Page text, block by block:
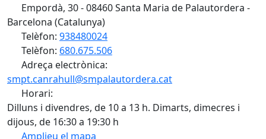
Empordà, 30 - 08460 Santa Maria de Palautordera -
Barcelona (Catalunya)
Telèfon: 938480024
Telèfon: 680.675.506
Adreça electrònica:
smpt.canrahull@smpalautordera.cat
Horari:
Dilluns i divendres, de 10 a 13 h. Dimarts, dimecres i
dijous, de 16:30 a 19:30 h
Amplieu el mapa